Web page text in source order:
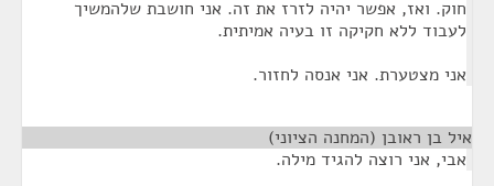
חוק. ואז, אפשר יהיה לזרז את זה. אני חושבת שלהמשיך
לעבוד ללא חקיקה זו בעיה אמיתית.
אני מצטערת. אני אנסה לחזור.
איל בן ראובן (המחנה הציוני)
אבי, אני רוצה להגיד מילה.